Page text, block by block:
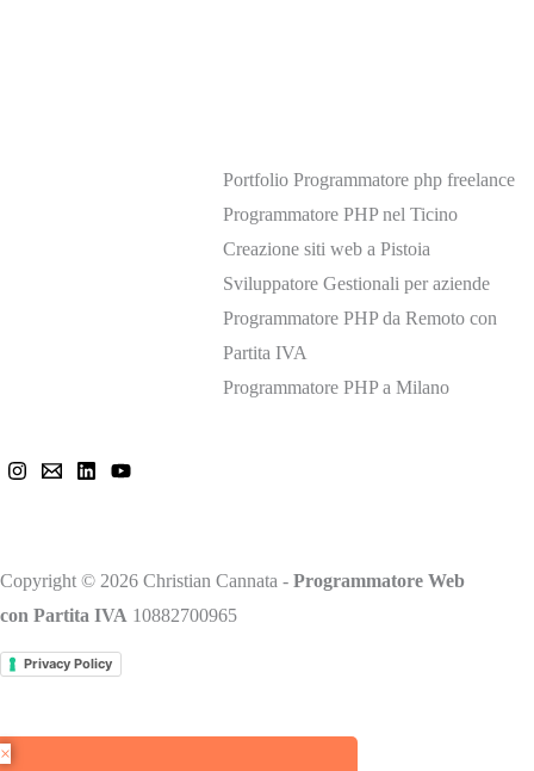
Portfolio Programmatore php freelance
Programmatore PHP nel Ticino
Creazione siti web a Pistoia
Sviluppatore Gestionali per aziende
Programmatore PHP da Remoto con
Partita IVA
Programmatore PHP a Milano
Copyright © 2026 Christian Cannata - Programmatore Web
con Partita IVA 10882700965
Privacy Policy
×